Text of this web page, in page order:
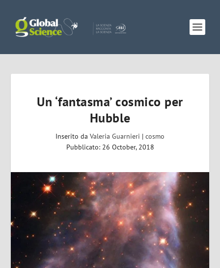
Un ‘fantasma’ cosmico per
Hubble
Inserito da Valeria Guarnieri | cosmo
Pubblicato: 26 October, 2018